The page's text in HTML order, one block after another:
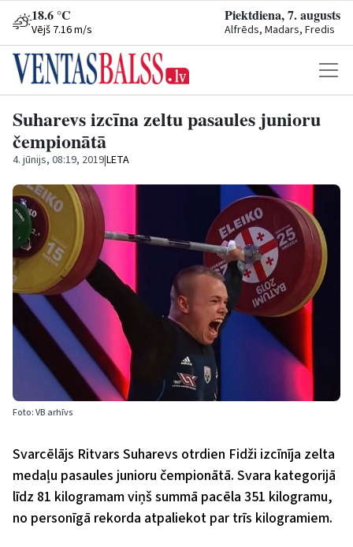
18.6 °C
Vējš 7.16 m/s
Piektdiena, 7. augusts
Alfrēds, Madars, Fredis
Suharevs izcīna zeltu pasaules junioru
čempionātā
4. jūnijs, 08:19, 2019|LETA
Foto: VB arhīvs
Svarcēlājs Ritvars Suharevs otrdien Fidži izcīnīja zelta
medaļu pasaules junioru čempionātā. Svara kategorijā
līdz 81 kilogramam viņš summā pacēla 351 kilogramu,
no personīgā rekorda atpaliekot par trīs kilogramiem.